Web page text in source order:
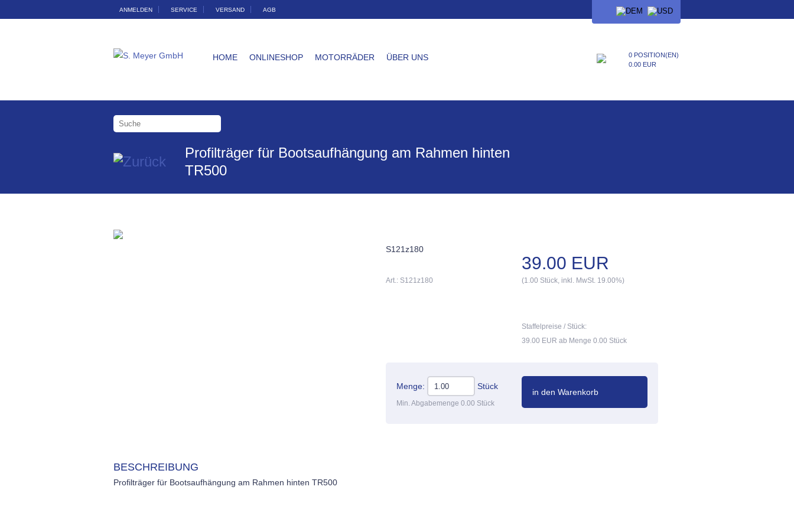
ANMELDEN SERVICE VERSAND AGB
HOME ONLINESHOP MOTORRÄDER ÜBER UNS
0 POSITION(EN)
0.00 EUR
Profilträger für Bootsaufhängung am Rahmen hinten
TR500
S121z180
39.00 EUR
Art.: S121z180 (1.00 Stück, inkl. MwSt. 19.00%)
Staffelpreise / Stück:
39.00 EUR ab Menge 0.00 Stück
Menge: Stück
Min. Abgabemenge 0.00 Stück
in den Warenkorb
BESCHREIBUNG
Profilträger für Bootsaufhängung am Rahmen hinten TR500